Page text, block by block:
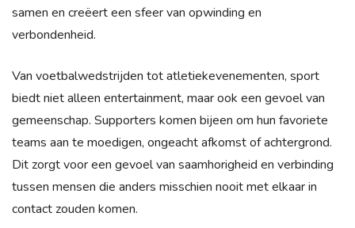
samen en creëert een sfeer van opwinding en
verbondenheid.
Van voetbalwedstrijden tot atletiekevenementen, sport
biedt niet alleen entertainment, maar ook een gevoel van
gemeenschap. Supporters komen bijeen om hun favoriete
teams aan te moedigen, ongeacht afkomst of achtergrond.
Dit zorgt voor een gevoel van saamhorigheid en verbinding
tussen mensen die anders misschien nooit met elkaar in
contact zouden komen.